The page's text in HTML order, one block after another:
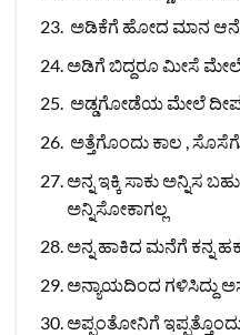
ಅಡಿಕೆಗೆ ಹೋದ ಮಾನ ಆನೆ
ಅಡಿಗೆ ಬಿದ್ದರೂ ಮೀಸೆ
ಅಡ್ಡಗೋಡೆಯ ಮೇಲೆ ದೀಪ
ಅತ್ತೆಗೊಂದು ಕಾಲ ,
ಅನ್ನ ಇಕ್ಕಿ ಸಾಕು ಅನ್ನಿಸ
ಅನ್ನಿಸೋಕಾಗಲ್ಲ
ಅನ್ನ ಹಾಕಿದ ಮನೆಗೆ ಕನ್ನ
ಅನ್ಯಾಯದಿಂದ ಗಳಿಸಿದ್ದು
ಅಪ್ಪಂತೋನಿಗೆ